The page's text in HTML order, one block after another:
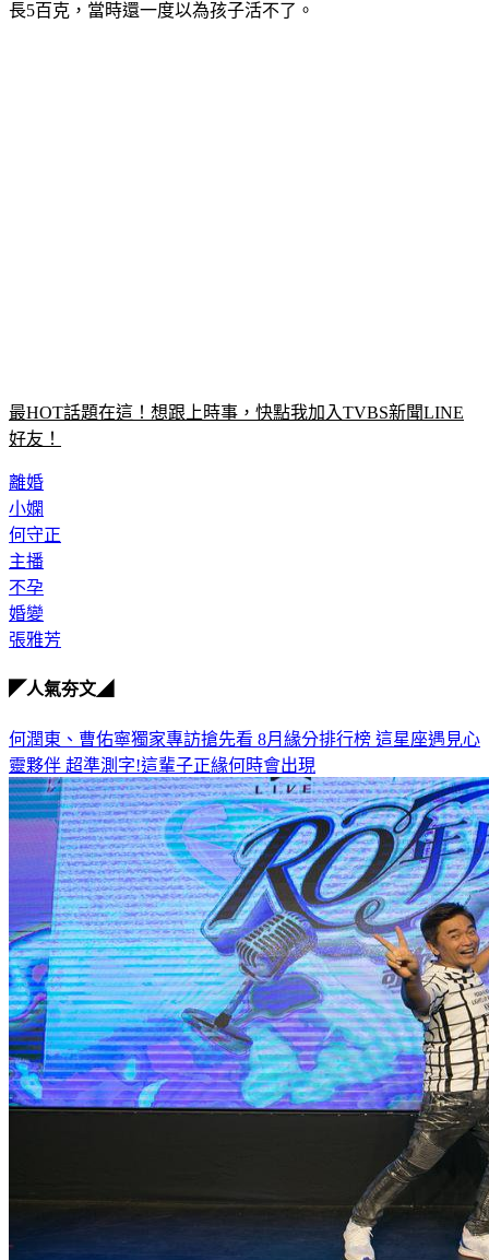
長5百克，當時還一度以為孩子活不了。
最HOT話題在這！想跟上時事，快點我加入TVBS新聞LINE
好友！
離婚
小嫻
何守正
主播
不孕
婚變
張雅芳
◤人氣夯文◢
何潤東、曹佑寧獨家專訪搶先看 8月緣分排行榜 這星座遇見心
靈夥伴 超準測字!這輩子正緣何時會出現